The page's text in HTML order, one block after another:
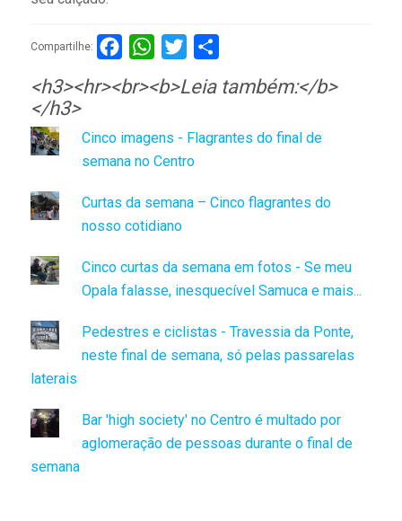
Compartilhe: FacebookWhatsApp
Twitter
<h3><hr><br><b>Leia também:</b>
</h3>
Cinco imagens - Flagrantes do final de
semana no Centro
Curtas da semana – Cinco flagrantes do
nosso cotidiano
Cinco curtas da semana em fotos - Se meu
Opala falasse, inesquecível Samuca e mais...
Pedestres e ciclistas - Travessia da Ponte,
neste final de semana, só pelas passarelas
laterais
Bar 'high society' no Centro é multado por
aglomeração de pessoas durante o final de
semana